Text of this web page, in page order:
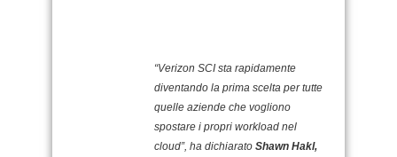
“Verizon SCI sta rapidamente
diventando la prima scelta per tutte
quelle aziende che vogliono
spostare i propri workload nel
cloud”, ha dichiarato Shawn Hakl,